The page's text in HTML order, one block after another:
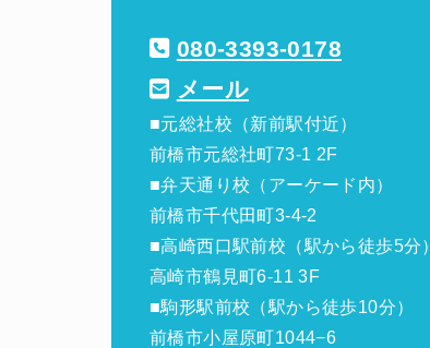
080-3393-0178
メール
■元総社校（新前駅付近）
前橋市元総社町73-1 2F
■弁天通り校（アーケード内）
前橋市千代田町3-4-2
■高崎西口駅前校（駅から徒歩5分）
高崎市鶴見町6-11 3F
■駒形駅前校（駅から徒歩10分）
前橋市小屋原町1044−6